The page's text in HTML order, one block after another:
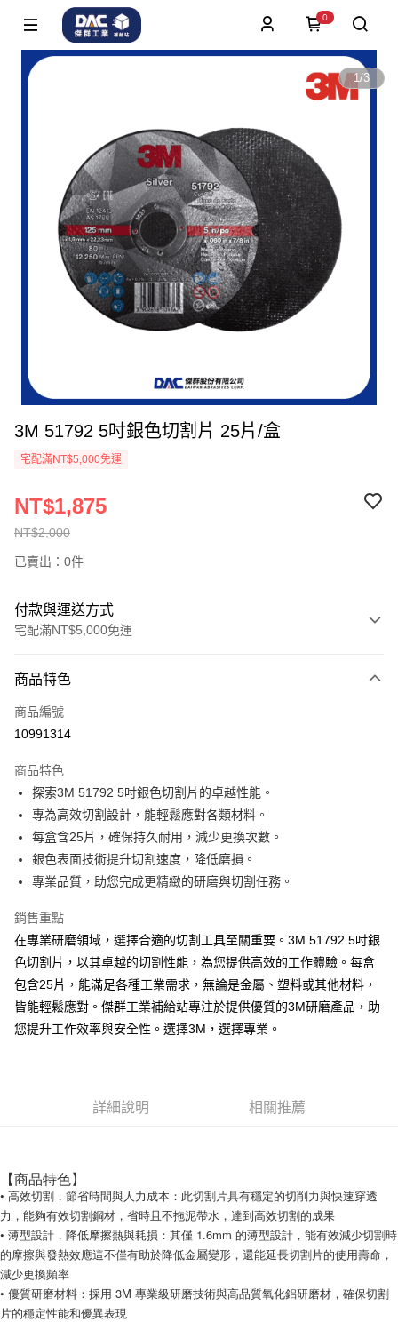
0
1/3
3M 51792 5吋銀色切割片 25片/盒
宅配滿NT$5,000免運
NT$2,000
NT$1,875
已賣出：0件
付款與運送方式
宅配滿NT$5,000免運
信用卡一次付款
超商取貨付款
Apple Pay
街口支付
悠遊付
全盈+PAY
全家取貨付款
每筆NT$60
付款後全家取貨
新竹物流(大件商品、貨量較大)
每筆NT$200，滿NT$5,000(含以上)免運費
商品特色
商品編號
10991314
商品特色
探索3M 51792 5吋銀色切割片的卓越性能。
專為高效切割設計，能輕鬆應對各類材料。
每盒含25片，確保持久耐用，減少更換次數。
銀色表面技術提升切割速度，降低磨損。
專業品質，助您完成更精緻的研磨與切割任務。
銷售重點
在專業研磨領域，選擇合適的切割工具至關重要。3M 51792 5吋銀
色切割片，以其卓越的切割性能，為您提供高效的工作體驗。每盒
包含25片，能滿足各種工業需求，無論是金屬、塑料或其他材料，
皆能輕鬆應對。傑群工業補給站專注於提供優質的3M研磨產品，助
您提升工作效率與安全性。選擇3M，選擇專業。
詳細說明 相關推薦
【商品特色】
• 高效切割，節省時間與人力成本：此切割片具有穩定的切削力與快速穿透
力，能夠有效切割鋼材，省時且不拖泥帶水，達到高效切割的成果
• 薄型設計，降低摩擦熱與耗損：其僅 1.6mm 的薄型設計，能有效減少切割時
的摩擦與發熱效應這不僅有助於降低金屬變形，還能延長切割片的使用壽命，
減少更換頻率
• 優質研磨材料：採用 3M 專業級研磨技術與高品質氧化鋁研磨材，確保切割
片的穩定性能和優異表現